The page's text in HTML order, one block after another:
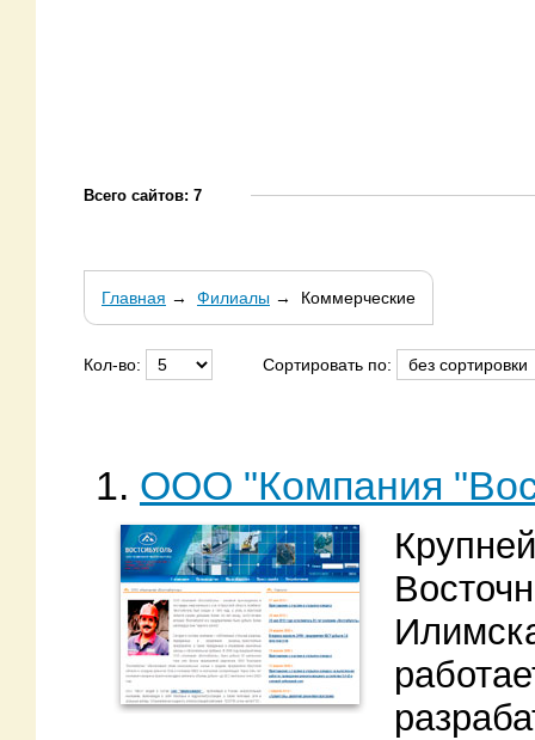
Всего сайтов: 7
Главная → Филиалы → Коммерческие
Кол-во: Сортировать по:
1. ООО "Компания